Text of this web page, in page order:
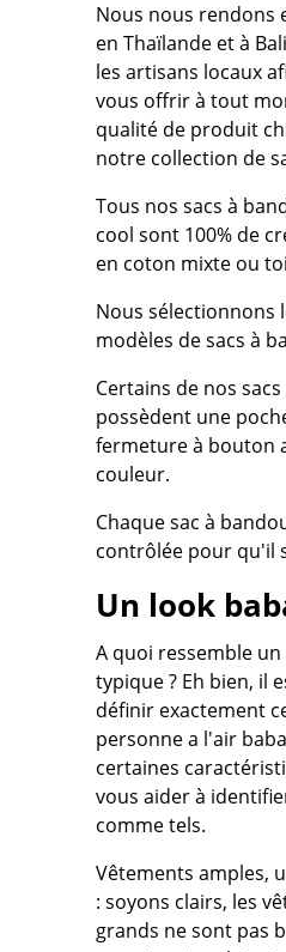
Nous nous rendons
en Thaïlande et à
les artisans locaux
vous offrir à tout
qualité de produit
notre collection de
Tous nos sacs à
cool sont 100% de
en coton mixte ou
Nous sélectionnons
modèles de sacs à
Certains de nos
possèdent une
fermeture à bouton
couleur.
Chaque sac à
contrôlée pour qu'il
Un look
A quoi ressemble
typique ? Eh bien, il
définir exactement
personne a l'air
certaines
vous aider à
comme tels.
Vêtements amples,
: soyons clairs, les
grands ne sont pas